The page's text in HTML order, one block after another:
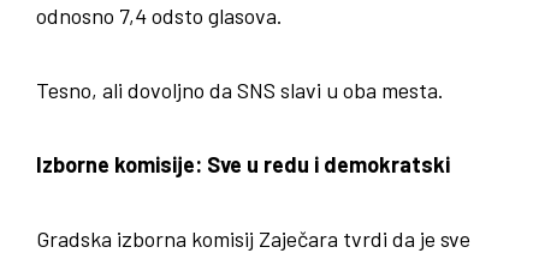
odnosno 7,4 odsto glasova.
Tesno, ali dovoljno da SNS slavi u oba mesta.
Izborne komisije: Sve u redu i demokratski
Gradska izborna komisij Zaječara tvrdi da je sve